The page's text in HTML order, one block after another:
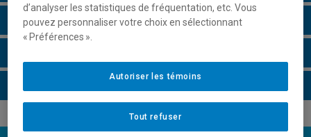
Horaire - Été 2026
d’analyser les statistiques de fréquentation, etc. Vous
pouvez personnaliser votre choix en sélectionnant
« Préférences ».
Tout refuser
Autoriser les témoins